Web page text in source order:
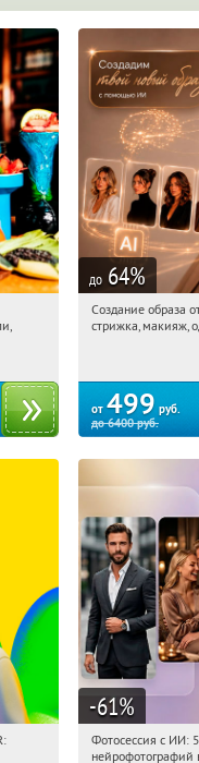
2Б
до 64%
09:34:59
Создание образа
стрижка, макияж,
от 499 руб.
до6400руб.
-61%
09:34:59
Фотосессия с ИИ: 5